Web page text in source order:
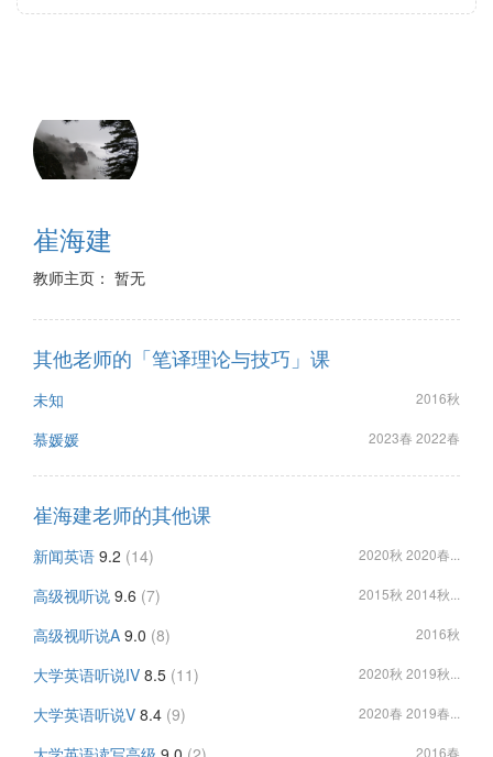
崔海建
教师主页： 暂无
其他老师的「笔译理论与技巧」课
未知 2016秋
慕媛媛 2023春 2022春
崔海建老师的其他课
新闻英语 9.2 (14) 2020秋 2020春...
高级视听说 9.6 (7) 2015秋 2014秋...
高级视听说A 9.0 (8) 2016秋
大学英语听说IV 8.5 (11) 2020秋 2019秋...
大学英语听说V 8.4 (9) 2020春 2019春...
2016春